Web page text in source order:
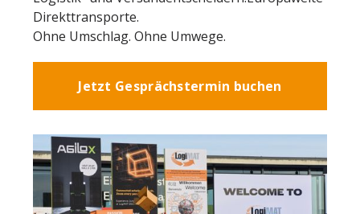
Direkttransporte.
Ohne Umschlag. Ohne Umwege.
Jetzt Gesprächstermin buchen